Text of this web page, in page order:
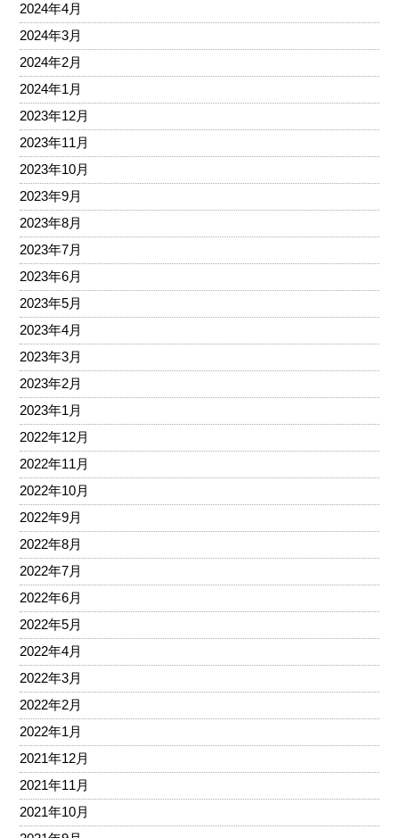
2024年4月
2024年3月
2024年2月
2024年1月
2023年12月
2023年11月
2023年10月
2023年9月
2023年8月
2023年7月
2023年6月
2023年5月
2023年4月
2023年3月
2023年2月
2023年1月
2022年12月
2022年11月
2022年10月
2022年9月
2022年8月
2022年7月
2022年6月
2022年5月
2022年4月
2022年3月
2022年2月
2022年1月
2021年12月
2021年11月
2021年10月